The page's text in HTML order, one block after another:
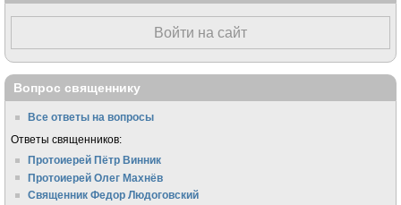
Войти на сайт
Вопрос священнику
Все ответы на вопросы
Ответы священников:
Протоиерей Пётр Винник
Протоиерей Олег Махнёв
Священник Федор Людоговский